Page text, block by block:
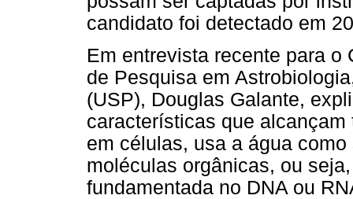
candidato foi detectado em
Em entrevista recente para
de Pesquisa em
(USP), Douglas Galante,
características que
em células, usa a água
moléculas orgânicas, ou
fundamentada no DNA ou